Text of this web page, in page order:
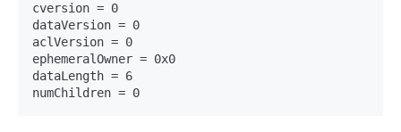
cversion = 0
dataVersion = 0
aclVersion = 0
ephemeralOwner = 0x0
dataLength = 6